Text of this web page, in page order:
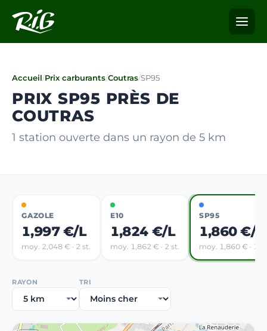
Accueil/Prix carburants/Coutras/SP95
PRIX SP95 PRÈS DE
COUTRAS
1 station ouverte dans un rayon de 5 km
GAZOLE
1,997 €/L
moy. 2,048 € · 2 st.
E10
1,824 €/L
moy. 1,862 € · 2 st.
SP95
1,860 €/L
moy. 1,860 € · 1
RAYON TRI